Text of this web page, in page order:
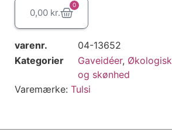
0,00 kr.
0
varenr.
04-13652
Kategorier
Gaveidéer, Økologisk
og skønhed
Varemærke: Tulsi